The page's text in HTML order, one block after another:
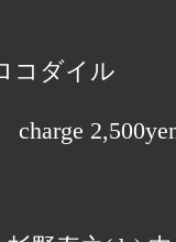
コダイル